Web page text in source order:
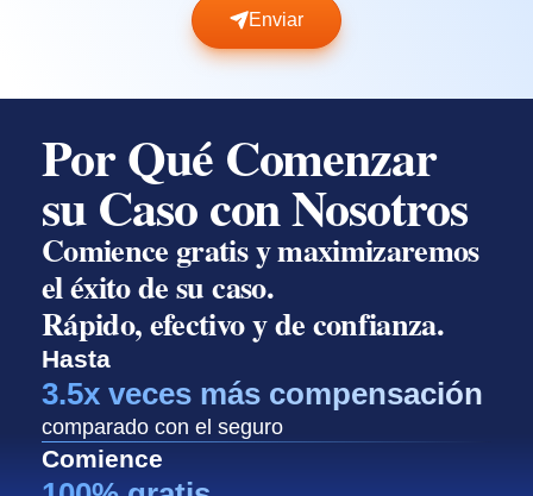
Enviar
Por Qué Comenzar
su Caso con Nosotros
Comience gratis y maximizaremos
el éxito de su caso.
Rápido, efectivo y de confianza.
Hasta
3.5x veces más compensación
comparado con el seguro
Comience